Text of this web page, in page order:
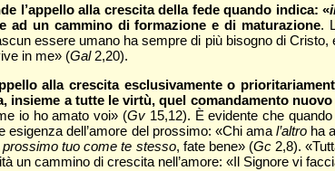
l’appello alla crescita della fede quando indica: «
ad un cammino di formazione e di maturazione.
essere umano ha sempre di più bisogno di
in me» (Gal2,20).
alla crescita esclusivamente o
insieme a tutte le virtù, quel comandamento
io ho amato voi» (Gv 15,12). È evidente che
esigenza dell’amore del prossimo: «Chi ama l’altroha
prossimo tuo come te stesso, fate bene» (Gc2,8).
un cammino di crescita nell’amore: «Il Signore vi